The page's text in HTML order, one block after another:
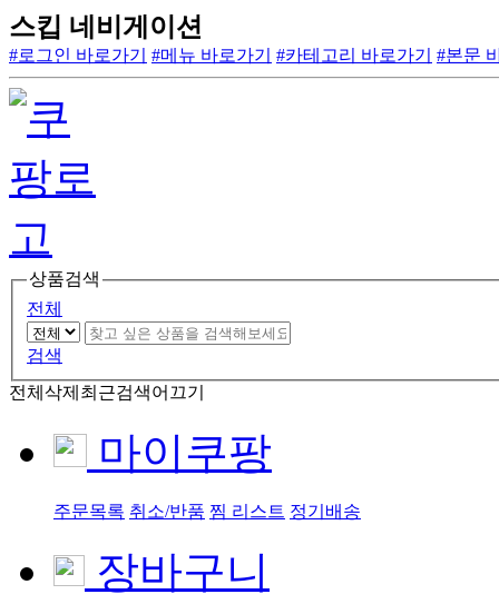
스킵 네비게이션
#로그인 바로가기 #메뉴 바로가기 #카테고리 바로가기 #본문
상품검색
전체
검색
전체삭제 최근검색어끄기
마이쿠팡
주문목록 취소/반품 찜 리스트 정기배송
장바구니